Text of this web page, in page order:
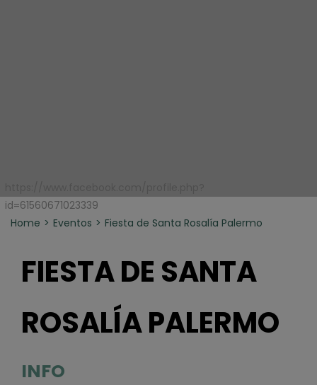
id=61560671023339
Home
Eventos Fiesta de Santa Rosalía Palermo
FIESTA DE SANTA
ROSALÍA PALERMO
INFO